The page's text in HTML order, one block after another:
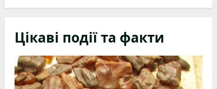
Цікаві події та факти